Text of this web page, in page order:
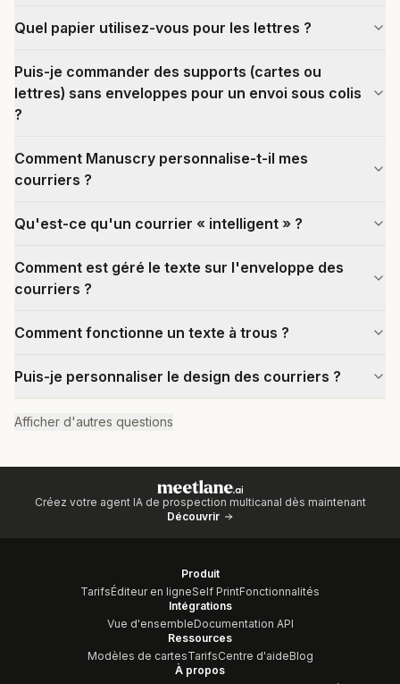
Quel papier utilisez-vous pour les lettres ?
Puis-je commander des supports (cartes ou
lettres) sans enveloppes pour un envoi sous colis
?
Comment Manuscry personnalise-t-il mes
courriers ?
Qu'est-ce qu'un courrier « intelligent » ?
Comment est géré le texte sur l'enveloppe des
courriers ?
Comment fonctionne un texte à trous ?
Puis-je personnaliser le design des courriers ?
Afficher d'autres questions
Créez votre agent IA de prospection multicanal dès maintenant
Découvrir
Produit
TarifsÉditeur en ligneSelf PrintFonctionnalités
Intégrations
Vue d'ensembleDocumentation API
Ressources
Modèles de cartesTarifsCentre d'aideBlog
À propos